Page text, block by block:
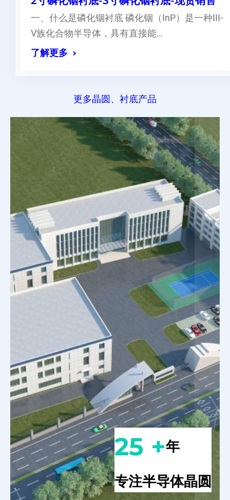
一、什么是磷化铟衬底 磷化铟（InP）是一种III-
V族化合物半导体，具有直接能…
了解更多
更多晶圆、衬底产品
25 +年
专注半导体晶圆